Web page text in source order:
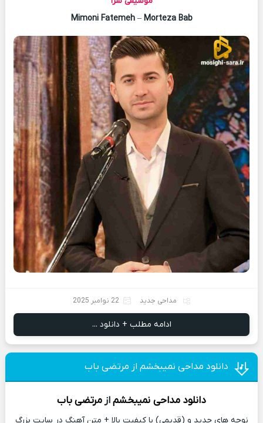
Mimoni Fatemeh– Morteza Bab
مداحی جدید 22 نوامبر 2025
ادامه مطلب + دانلود ...
دانلود مداحی نمیبخشم از مرتضی باب
دانلود مداحی نمیبخشمازمرتضی باب
نوحه های جدید و (قدیمی) با کیفیت بالا + متن آهنگ در سایت بزرگ